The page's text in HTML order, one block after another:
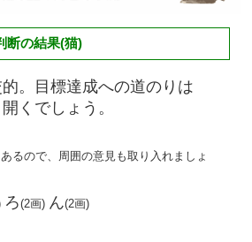
断の結果(猫)
。目標達成への道のりは
くでしょう。
るので、周囲の意見も取り入れましょ
ろ(2画) ん(2画)